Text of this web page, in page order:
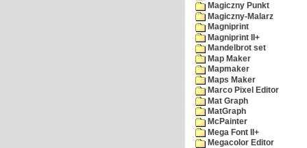
Magiczny Punkt
Magiczny-Malarz
Magniprint
Magniprint II+
Mandelbrot set
Map Maker
Mapmaker
Maps Maker
Marco Pixel Editor
Mat Graph
MatGraph
McPainter
Mega Font II+
Megacolor Editor